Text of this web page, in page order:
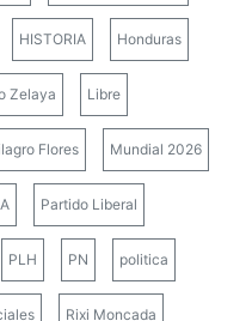
HISTORIA Honduras
Zelaya Libre
Flores Mundial 2026
Partido Liberal
PLH PN politica
Rixi Moncada